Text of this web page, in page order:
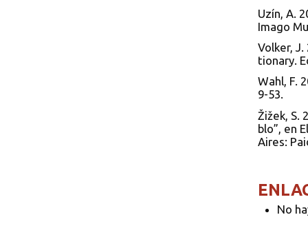
Uzín, A.
Imago
Volker, J.
tionary.
Wahl, F.
9-53.
Žižek, S.
blo”, en
Aires:
No